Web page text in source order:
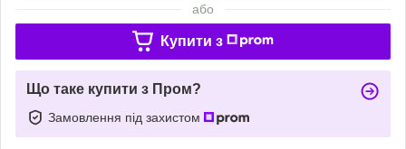
або
Купити з
Що таке купити з Пром?
Замовлення під захистом